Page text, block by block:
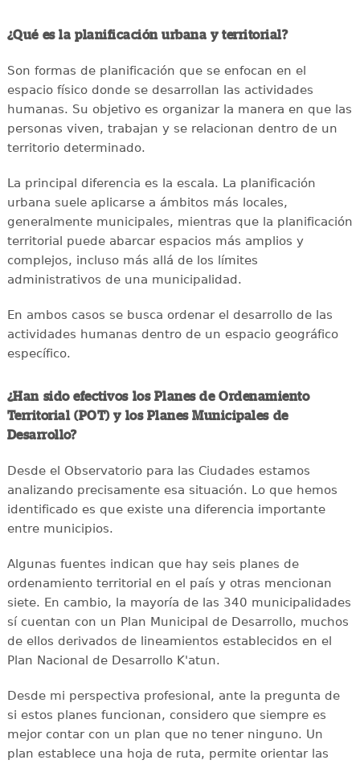
¿Qué es la planificación urbana y territorial?
Son formas de planificación que se enfocan en el
espacio físico donde se desarrollan las actividades
humanas. Su objetivo es organizar la manera en que las
personas viven, trabajan y se relacionan dentro de un
territorio determinado.
La principal diferencia es la escala. La planificación
urbana suele aplicarse a ámbitos más locales,
generalmente municipales, mientras que la planificación
territorial puede abarcar espacios más amplios y
complejos, incluso más allá de los límites
administrativos de una municipalidad.
En ambos casos se busca ordenar el desarrollo de las
actividades humanas dentro de un espacio geográfico
específico.
¿Han sido efectivos los Planes de Ordenamiento
Territorial (POT) y los Planes Municipales de
Desarrollo?
Desde el Observatorio para las Ciudades estamos
analizando precisamente esa situación. Lo que hemos
identificado es que existe una diferencia importante
entre municipios.
Algunas fuentes indican que hay seis planes de
ordenamiento territorial en el país y otras mencionan
siete. En cambio, la mayoría de las 340 municipalidades
sí cuentan con un Plan Municipal de Desarrollo, muchos
de ellos derivados de lineamientos establecidos en el
Plan Nacional de Desarrollo K'atun.
Desde mi perspectiva profesional, ante la pregunta de
si estos planes funcionan, considero que siempre es
mejor contar con un plan que no tener ninguno. Un
plan establece una hoja de ruta, permite orientar las